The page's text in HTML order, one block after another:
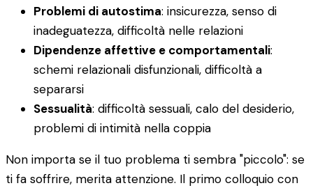
Problemi di autostima: insicurezza, senso di
inadeguatezza, difficoltà nelle relazioni
Dipendenze affettive e comportamentali:
schemi relazionali disfunzionali, difficoltà a
separarsi
Sessualità: difficoltà sessuali, calo del desiderio,
problemi di intimità nella coppia
Non importa se il tuo problema ti sembra "piccolo": se
ti fa soffrire, merita attenzione. Il primo colloquio con